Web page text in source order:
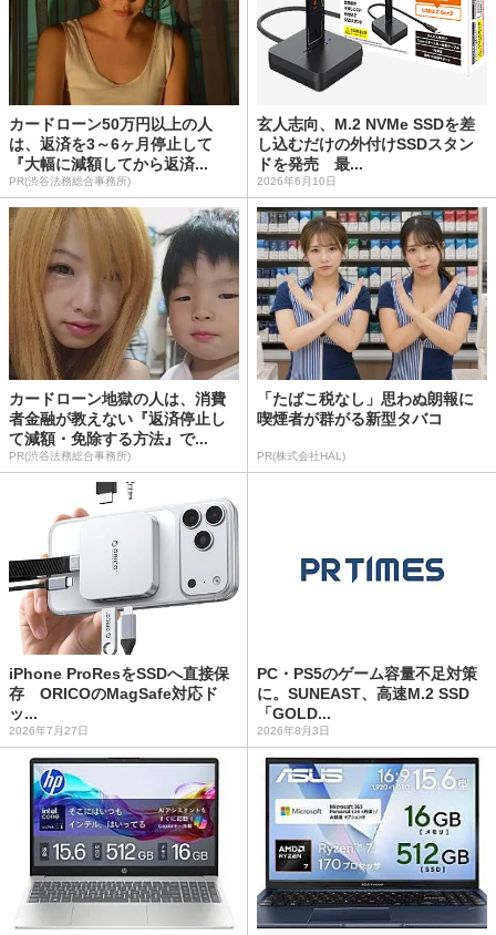
カードローン50万円以上の人
は、返済を3～6ヶ月停止して
『大幅に減額してから返済...
PR(渋谷法務総合事務所)
玄人志向、M.2 NVMe SSDを差
し込むだけの外付けSSDスタン
ドを発売 最...
2026年6月10日
カードローン地獄の人は、消費
者金融が教えない『返済停止し
て減額・免除する方法』で...
PR(渋谷法務総合事務所)
「たばこ税なし」思わぬ朗報に
喫煙者が群がる新型タバコ
PR(株式会社HAL)
iPhone ProResをSSDへ直接保
存 ORICOのMagSafe対応ド
ッ...
2026年7月27日
PC・PS5のゲーム容量不足対策
に。SUNEAST、高速M.2 SSD
「GOLD...
2026年8月3日